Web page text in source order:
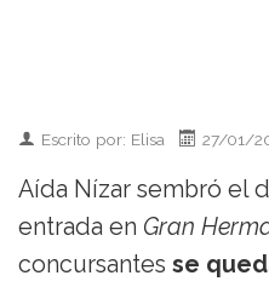
Escrito por: Elisa 27/01/
Aída Nízar sembró el
entrada en Gran
concursantes se